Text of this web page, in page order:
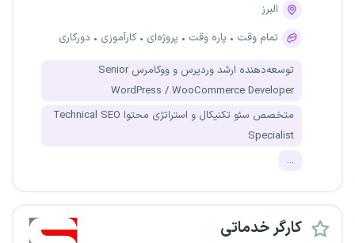
البرز
تمام وقت
پاره وقت پروژه‌ای کارآموزی دورکاری
توسعه‌دهنده ارشد وردپرس و ووکامرس Senior
WordPress / WooCommerce Developer
متخصص سئو تکنیکال و استراتژی محتوا Technical SEO
Specialist
...
کارگر خدماتی